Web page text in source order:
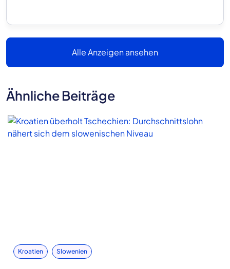
Alle Anzeigen ansehen
Ähnliche Beiträge
Kroatien Slowenien